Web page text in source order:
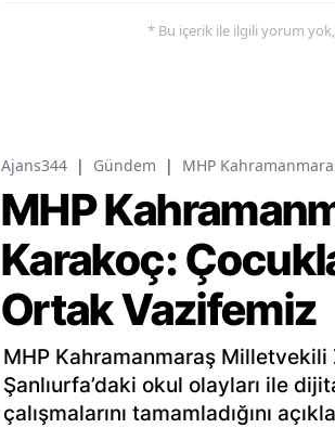
* Bu içerik ile ilgili yorum
Ajans344 | Gündem | MHP
MHP
Karakoç:
Ortak Vazifemiz
MHP Kahramanmaraş
Şanlıurfa’daki okul olayları ile
çalışmalarını tamamladığını